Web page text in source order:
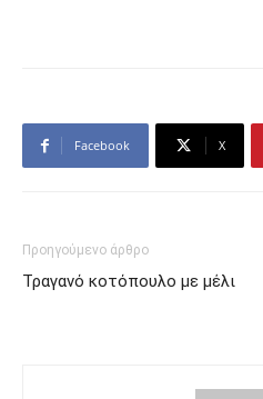
Facebook X
Προηγούμενο άρθρο
Τραγανό κοτόπουλο με μέλι